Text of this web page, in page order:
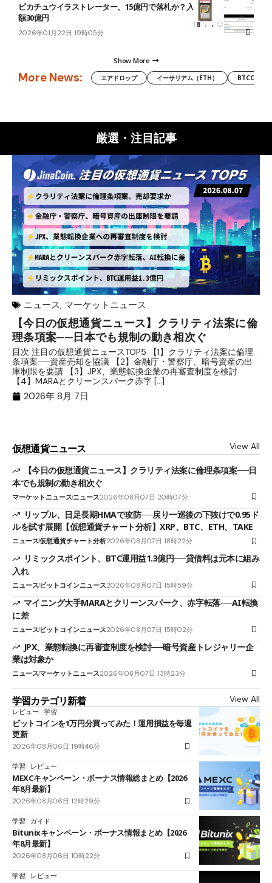
ピカチュウイラストレーター、15億円で落札か？入札10億円、評価
額30億円
2026年01月22日 19時05分
Show More
More News: エアドロップ イーサリアム（ETH） BTCC
厳選・注目記事
ニュース, マーケットニュース
【今日の仮想通貨ニュース】クラリティ法案に倫
理条項案──日本でも規制の動き相次ぐ
目次 注目の仮想通貨ニュースTOP5 【1】クラリティ法案に倫理
条項案──資産売却を協議 【2】金融庁・警察庁、暗号資産の出
庫制限を要請 【3】JPX、業態転換企業の再審査制度を検討
【4】MARAとクリーンスパーク赤字 […]
2026年 8月 7日
仮想通貨ニュース View All
【今日の仮想通貨ニュース】クラリティ法案に倫理条項案──日
本でも規制の動き相次ぐ
マーケットニュースニュース2026年08月07日 20時07分
リップル、日足長期HMAで攻防──戻り一巡後の下抜けで0.95ド
ルを試す展開【仮想通貨チャート分析】XRP、BTC、ETH、TAKE
ニュース仮想通貨チャート分析2026年08月07日 18時22分
リミックスポイント、BTC運用益1.3億円──貸借料は元本に組み
入れ
ニュースビットコインニュース2026年08月07日 15時59分
マイニング大手MARAとクリーンスパーク、赤字転落──AI転換
に差
ニュースビットコインニュース2026年08月07日 15時02分
JPX、業態転換に再審査制度を検討──暗号資産トレジャリー企
業は対象か
ニュースマーケットニュース2026年08月07日 13時23分
学習カテゴリ新着 View All
レビュー 学習
ビットコインを1万円分買ってみた！運用損益を毎週
更新
2026年08月06日 19時46分
学習 レビュー
MEXCキャンペーン・ボーナス情報総まとめ【2026
年8月最新】
2026年08月06日 12時29分
学習 ガイド
Bitunixキャンペーン・ボーナス情報まとめ【2026
年8月最新】
2026年08月06日 10時22分
学習 レビュー